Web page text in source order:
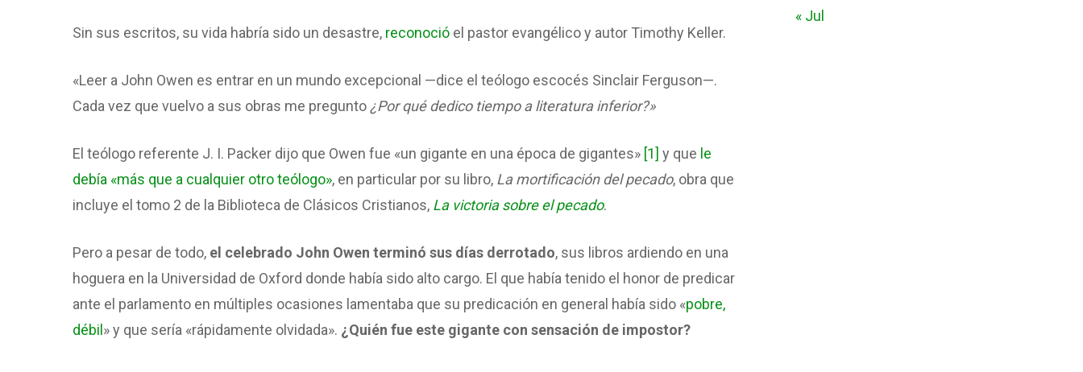
Sin sus escritos, su vida habría sido un desastre, reconoció el pastor evangélico y autor Timothy Keller.
«Leer a John Owen es entrar en un mundo excepcional —dice el teólogo escocés Sinclair Ferguson—.
Cada vez que vuelvo a sus obras me pregunto ¿Por qué dedico tiempo a literatura inferior?»
El teólogo referente J. I. Packer dijo que Owen fue «un gigante en una época de gigantes» [1] y que le
debía «más que a cualquier otro teólogo», en particular por su libro, La mortificación del pecado, obra que
incluye el tomo 2 de la Biblioteca de Clásicos Cristianos, La victoria sobre el pecado.
Pero a pesar de todo, el celebrado John Owen terminó sus días derrotado, sus libros ardiendo en una
hoguera en la Universidad de Oxford donde había sido alto cargo. El que había tenido el honor de predicar
ante el parlamento en múltiples ocasiones lamentaba que su predicación en general había sido «pobre,
débil» y que sería «rápidamente olvidada». ¿Quién fue este gigante con sensación de impostor?
« Jul